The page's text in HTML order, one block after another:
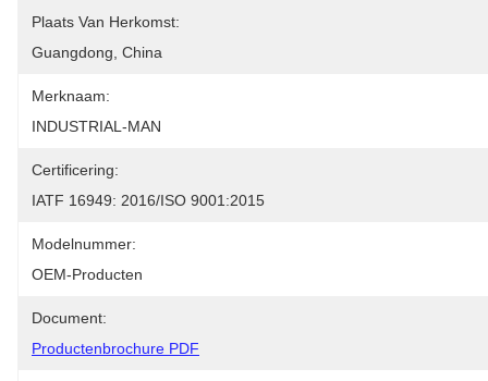
Plaats Van Herkomst:
Guangdong, China
Merknaam:
INDUSTRIAL-MAN
Certificering:
IATF 16949: 2016/ISO 9001:2015
Modelnummer:
OEM-Producten
Document:
Productenbrochure PDF